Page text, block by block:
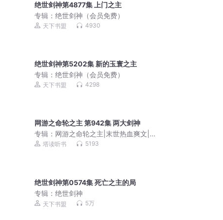
绝世剑神第4877集 上门之主
专辑：绝世剑神（会员免费）
天下书盟 4930
绝世剑神第5202集 新的玉寰之主
专辑：绝世剑神（会员免费）
天下书盟 4298
网游之命轮之主 第942集 两大剑神
专辑： 网游之命轮之主|末世热血爽文|精
品多播剧
塔读听书 5193
绝世剑神第0574集 死亡之主的局
专辑：绝世剑神
天下书盟 5万